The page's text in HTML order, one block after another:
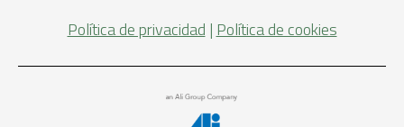
Política de privacidad | Política de cookies